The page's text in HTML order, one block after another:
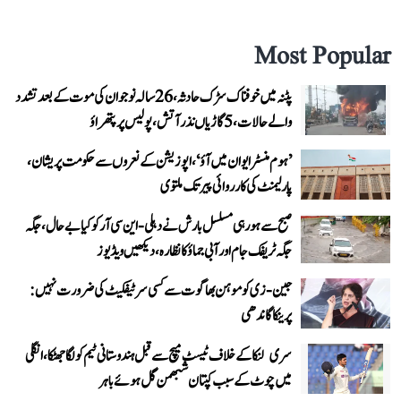
Most Popular
پٹنہ میں خوفناک سڑک حادثہ، 26 سالہ نوجوان کی موت کے بعد تشدد
والے حالات، 5 گاڑیاں نذر آتش، پولیس پر پتھراؤ
’ہوم منسٹر ایوان میں آؤ‘، اپوزیشن کے نعروں سے حکومت پریشان،
پارلیمنٹ کی کارروائی پیر تک ملتوی
صبح سے ہو رہی مسلسل بارش نے دہلی-این سی آر کو کیا بے حال، جگہ
جگہ ٹریفک جام اور آبی جماؤ کا نظارہ، دیکھیں ویڈیوز
جین-زی کو موہن بھاگوت سے کسی سرٹیفکیٹ کی ضرورت نہیں:
پرینکا گاندھی
سری لنکا کے خلاف ٹیسٹ میچ سے قبل ہندوستانی ٹیم کو لگا جھٹکا، انگلی
میں چوٹ کے سبب کپتان شبھمن گل ہوئے باہر